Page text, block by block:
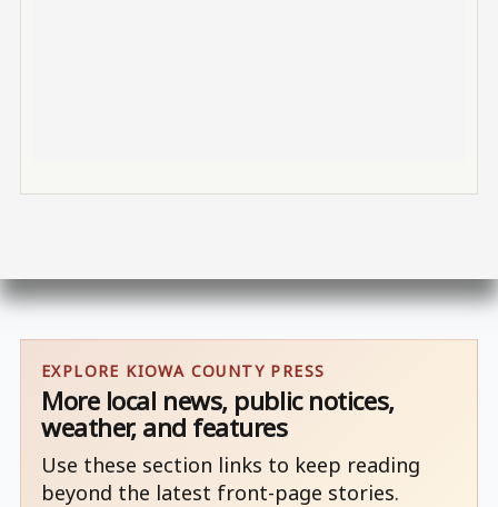
EXPLORE KIOWA COUNTY PRESS
More local news, public notices,
weather, and features
Use these section links to keep reading
beyond the latest front-page stories.